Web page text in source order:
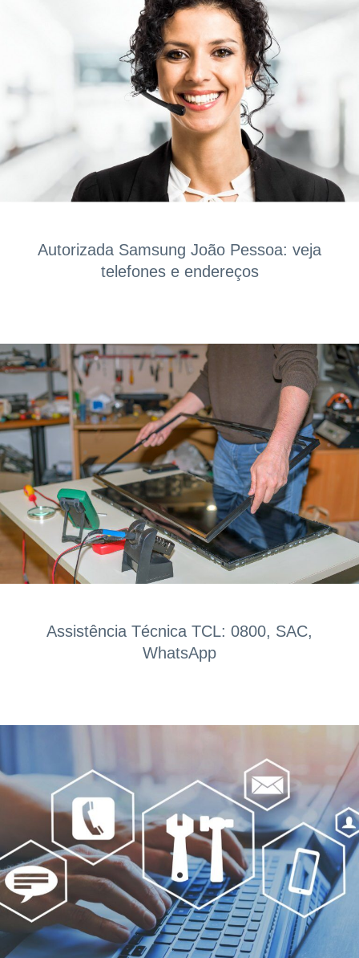
Autorizada Samsung João Pessoa: veja
telefones e endereços
Assistência Técnica TCL: 0800, SAC,
WhatsApp